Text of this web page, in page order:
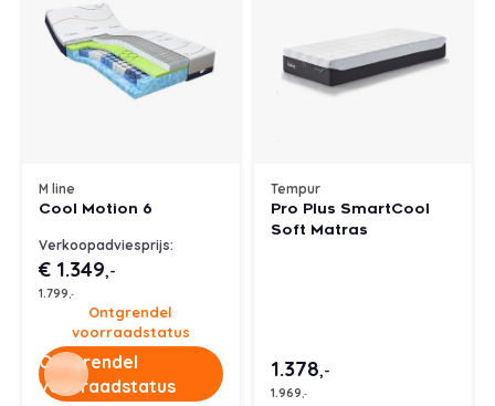
M line
Cool Motion 6
Verkoopadviesprijs:
€ 1.349,-
1.799 ,-
Ontgrendel
voorraadstatus
Ontgrendel
voorraadstatus
Tempur
Pro Plus SmartCool
Soft Matras
1.378,-
1.969 ,-